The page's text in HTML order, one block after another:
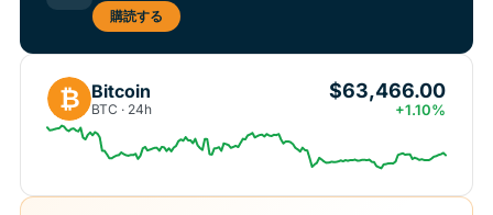
購読する
₿ Bitcoin
BTC · 24h
$63,466.00
+1.10%